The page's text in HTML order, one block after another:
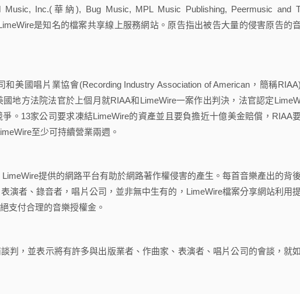
Music, Inc.(華納), Bug Music, MPL Music Publishing, Peermusic and
是知名的檔案共享線上服務網站。原告指出被告大量的侵害原告的
國唱片業協會(Recording Industry Association of American，簡稱
地方法院法官於上個月就RIAA和LimeWire一案作出判決，法官認定
。13家公司要求凍結LimeWire的資產並且要負擔近十億美金賠償，RIAA
至少可持續營業兩週。
提供的網路平台有助於網路著作權侵害的產生。每首音樂產出的背
演者、錄音者，唱片公司，並非無中生有的，LimeWire檔案分享網站利用
支付合理的音樂授權金。
，並表示將有許多與出版業者、作曲家、表演者、唱片公司的會談，就